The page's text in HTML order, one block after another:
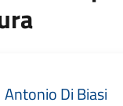
Antonio Di Biasi